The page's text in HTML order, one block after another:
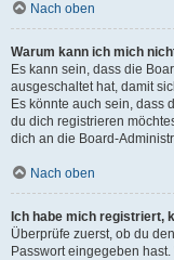
Nach oben
Warum kann ich mich
Es kann sein, dass die
ausgeschaltet hat, damit
Es könnte auch sein, dass
du dich registrieren
dich an die Board-
Nach oben
Ich habe mich registriert,
Überprüfe zuerst, ob du
Passwort eingegeben